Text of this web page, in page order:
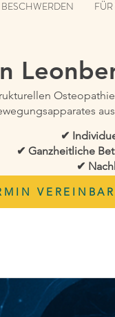
BESCHWERDEN
✔
✔ Ganzheitliche
✔